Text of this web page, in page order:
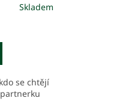
Skladem
se chtějí